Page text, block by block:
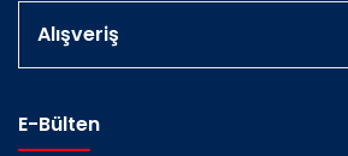
Alışveriş
E-Bülten